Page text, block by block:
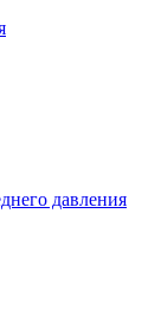
давления